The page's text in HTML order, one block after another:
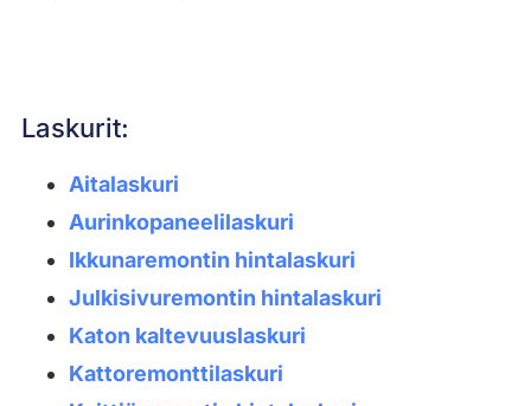
Laskurit:
Aitalaskuri
Aurinkopaneelilaskuri
Ikkunaremontin hintalaskuri
Julkisivuremontin hintalaskuri
Katon kaltevuuslaskuri
Kattoremonttilaskuri